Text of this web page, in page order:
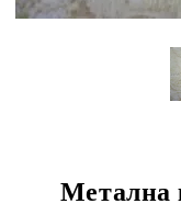
Метална